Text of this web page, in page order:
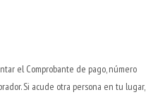
el Comprobante de pago, número
Si acude otra persona en tu lugar,